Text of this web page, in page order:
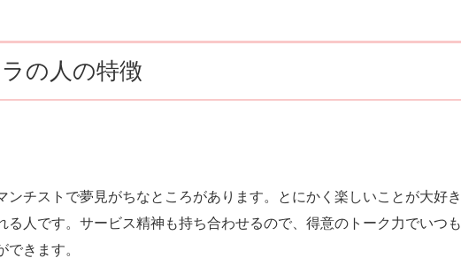
の人の特徴
ンチストで夢見がちなところがあります。とにかく楽しいことが大好き
る人です。サービス精神も持ち合わせるので、得意のトーク力でいつも
きます。